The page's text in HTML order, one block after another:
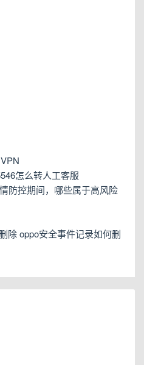
怎么转人工客服
防控期间，哪些属于高风险
除 oppo安全事件记录如何删